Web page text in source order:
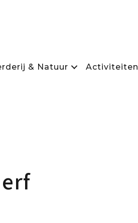
& Natuur Activiteiten